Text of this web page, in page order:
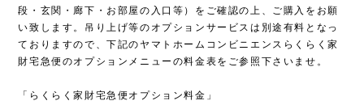
段・玄関・廊下・お部屋の入口等）をご確認の上、ご購入をお願
い致します。吊り上げ等のオプションサービスは別途有料となっ
ておりますので、下記のヤマトホームコンビニエンスらくらく家
財宅急便のオプションメニューの料金表をご参照下さいませ。
「らくらく家財宅急便オプション料金」